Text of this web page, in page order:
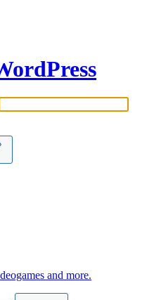
and more.